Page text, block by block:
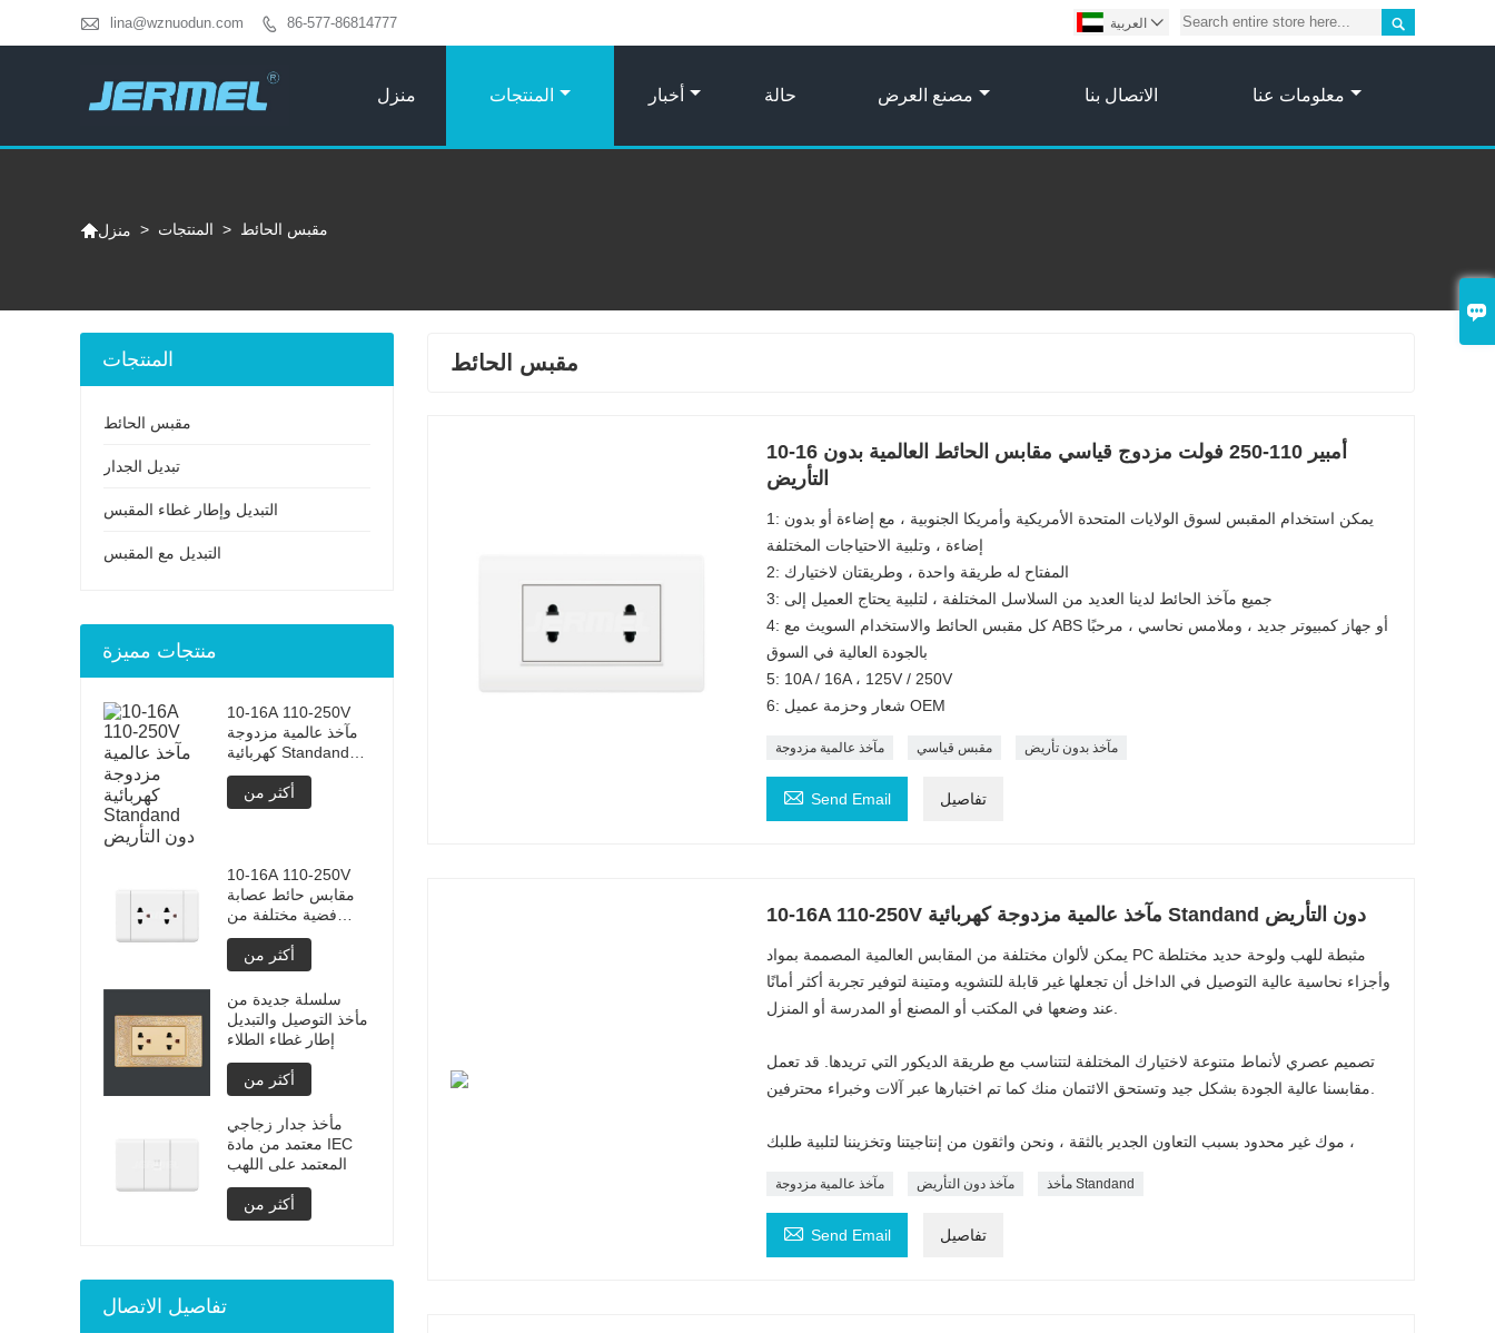

 lina@wznuodun.com  86-577-86814777  العربية 
منزل المنتجات أخبار حالة مصنع العرض الاتصال بنا معلومات عنا
منزل > المنتجات > مقبس الحائط
مقبس الحائط
10-16 أمبير 110-250 فولت مزدوج قياسي مقابس الحائط العالمية بدون
التأريض
1: يمكن استخدام المقبس لسوق الولايات المتحدة الأمريكية وأمريكا الجنوبية ، مع إضاءة أو بدون
إضاءة ، وتلبية الاحتياجات المختلفة
2: المفتاح له طريقة واحدة ، وطريقتان لاختيارك
3: جميع مآخذ الحائط لدينا العديد من السلاسل المختلفة ، لتلبية يحتاج العميل إلى
4: كل مقبس الحائط والاستخدام السويث مع ABS أو جهاز كمبيوتر جديد ، وملامس نحاسي ، مرحبًا
بالجودة العالية في السوق
5: 10A / 16A ، 125V / 250V
6: شعار وحزمة عميل OEM
مآخذ عالمية مزدوجة مقبس قياسي مآخذ بدون تأريض
 Send Email تفاصيل
10-16A 110-250V مآخذ عالمية مزدوجة كهربائية Standand دون التأريض
يمكن لألوان مختلفة من المقابس العالمية المصممة بمواد PC مثبطة للهب ولوحة حديد مختلطة
وأجزاء نحاسية عالية التوصيل في الداخل أن تجعلها غير قابلة للتشويه ومتينة لتوفير تجربة أكثر أمانًا
تصميم عصري لأنماط متنوعة لاختيارك المختلفة لتتناسب مع طريقة الديكور التي تريدها. قد تعمل
موك غير محدود بسبب التعاون الجدير بالثقة ، ونحن واثقون من إنتاجيتنا وتخزيننا لتلبية طلبك ،
مآخذ عالمية مزدوجة مآخذ دون التأريض مأخذ Standand
 Send Email تفاصيل
المنتجات
مقبس الحائط
تبديل الجدار
التبديل وإطار غطاء المقبس
التبديل مع المقبس
منتجات مميزة
10-16A 110-250V
مآخذ عالمية مزدوجة
كهربائية Standand
دون التأريض
أكثر من
10-16A 110-250V
مقابس حائط عصابة
فضية مختلفة من
سلسلة 2
أكثر من
سلسلة جديدة من
مأخذ التوصيل والتبديل
إطار غطاء الطلاء
أكثر من
مأخذ جدار زجاجي
معتمد من مادة IEC
المعتمد على اللهب
أكثر من
تفاصيل الاتصال